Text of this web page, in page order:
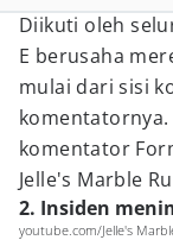
Diikuti oleh
E berusaha
mulai dari sisi
komentator
Jelle's Marble
2. Insiden
youtube.com/Jelle's